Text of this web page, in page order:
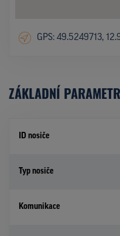
GPS: 49.5249713,
ZÁKLADNÍ
ID nosiče
Typ nosiče
Komunikace